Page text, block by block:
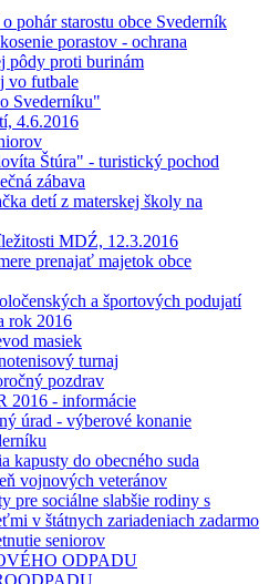
pohár starostu obce Svederník
porastov - ochrana
pôdy proti burinám
vo futbale
Svederníku"
4.6.2016
Štúra" - turistický pochod
zábava
detí z materskej školy na
MDŹ, 12.3.2016
prenajať majetok obce
a športových podujatí
rok 2016
masiek
turnaj
pozdrav
2016 - informácie
úrad - výberové konanie
kapusty do obecného suda
vojnových veteránov
pre sociálne slabšie rodiny s
v štátnych zariadeniach zadarmo
seniorov
ODPADU